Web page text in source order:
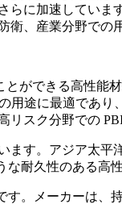
に加速してい
、産業分野での
ができる高性
途に最適であ
スク分野での
す。アジア太
耐久性のある高
。メーカーは